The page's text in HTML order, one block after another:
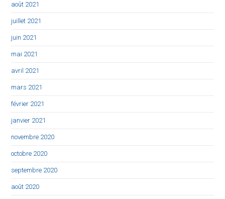
août 2021
juillet 2021
juin 2021
mai 2021
avril 2021
mars 2021
février 2021
janvier 2021
novembre 2020
octobre 2020
septembre 2020
août 2020